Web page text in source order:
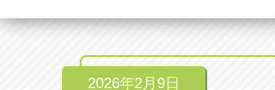
0561-84-
愛知県瀬戸市美濃池町29-1
2026年2月9日